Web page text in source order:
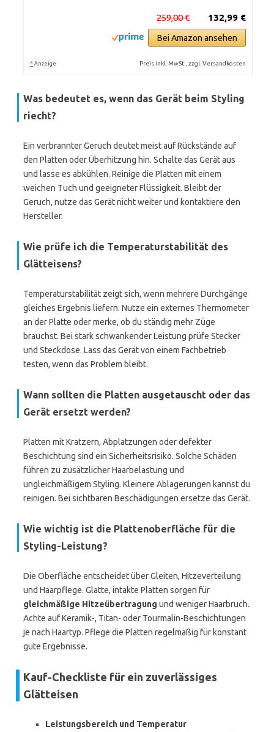
132,99 €
259,00 €
Bei Amazon ansehen
* Anzeige Preis inkl. MwSt., zzgl. Versandkosten
Was bedeutet es, wenn das Gerät beim Styling
riecht?
Ein verbrannter Geruch deutet meist auf Rückstände auf
den Platten oder Überhitzung hin. Schalte das Gerät aus
und lasse es abkühlen. Reinige die Platten mit einem
weichen Tuch und geeigneter Flüssigkeit. Bleibt der
Geruch, nutze das Gerät nicht weiter und kontaktiere den
Hersteller.
Wie prüfe ich die Temperaturstabilität des
Glätteisens?
Temperaturstabilität zeigt sich, wenn mehrere Durchgänge
gleiches Ergebnis liefern. Nutze ein externes Thermometer
an der Platte oder merke, ob du ständig mehr Züge
brauchst. Bei stark schwankender Leistung prüfe Stecker
und Steckdose. Lass das Gerät von einem Fachbetrieb
testen, wenn das Problem bleibt.
Wann sollten die Platten ausgetauscht oder das
Gerät ersetzt werden?
Platten mit Kratzern, Abplatzungen oder defekter
Beschichtung sind ein Sicherheitsrisiko. Solche Schäden
führen zu zusätzlicher Haarbelastung und
ungleichmäßigem Styling. Kleinere Ablagerungen kannst du
reinigen. Bei sichtbaren Beschädigungen ersetze das Gerät.
Wie wichtig ist die Plattenoberfläche für die
Styling-Leistung?
Die Oberfläche entscheidet über Gleiten, Hitzeverteilung
und Haarpflege. Glatte, intakte Platten sorgen für
gleichmäßige Hitzeübertragung und weniger Haarbruch.
Achte auf Keramik-, Titan- oder Tourmalin-Beschichtungen
je nach Haartyp. Pflege die Platten regelmäßig für konstant
gute Ergebnisse.
Kauf-Checkliste für ein zuverlässiges
Glätteisen
Leistungsbereich und Temperatur